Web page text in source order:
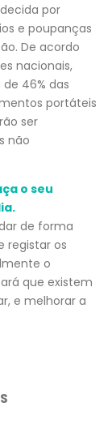
por
e poupanças
De acordo
nacionais,
46% das
portáteis
ser
não
o seu
de forma
registar os
o
que existem
e melhorar a